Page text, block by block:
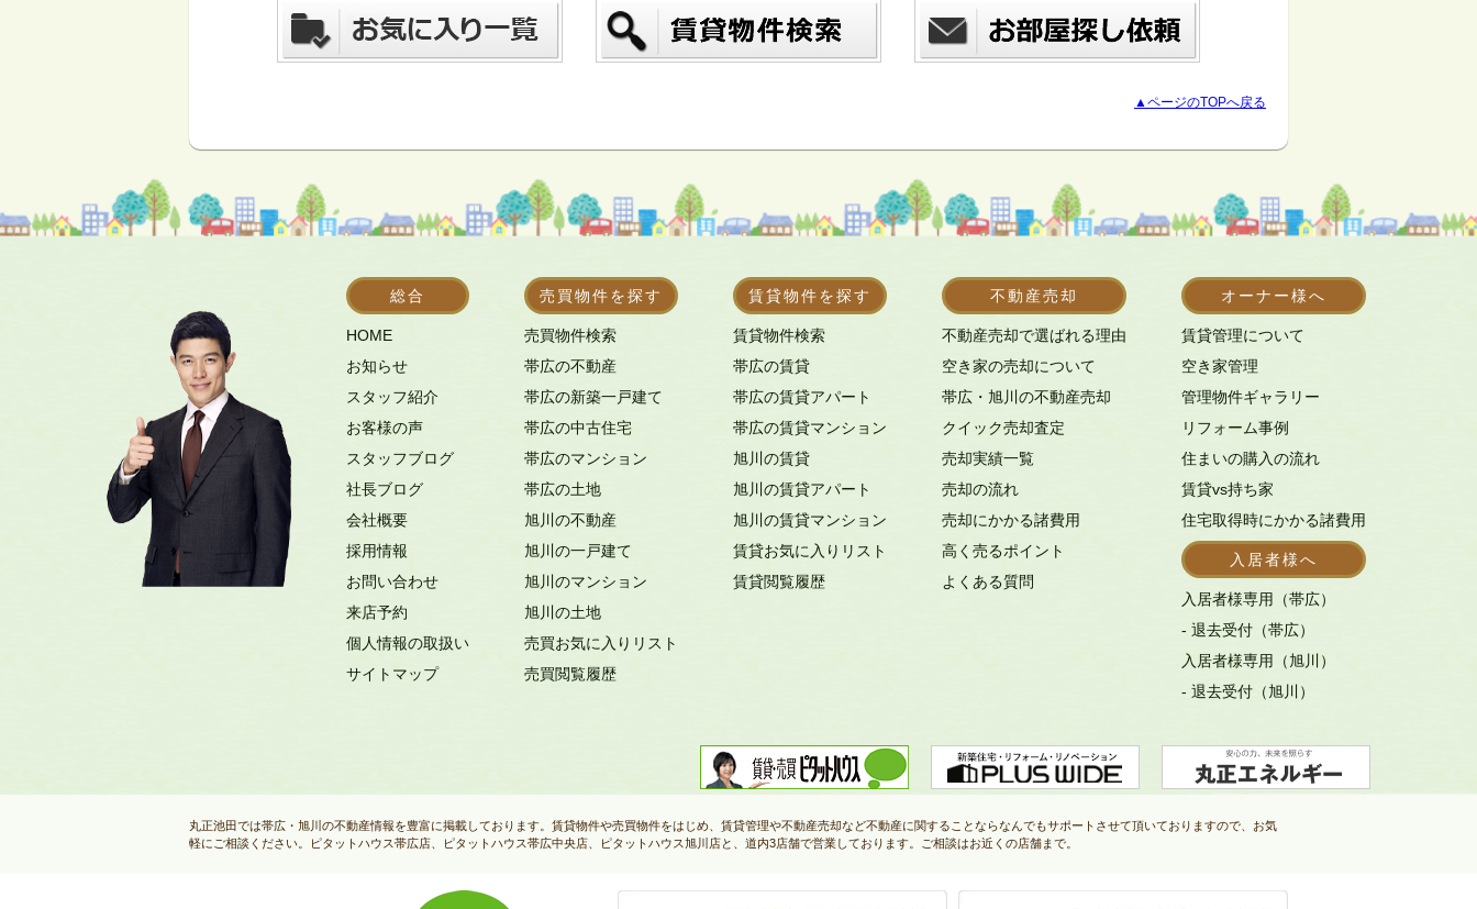
▲ページのTOPへ戻る
総合
HOME
お知らせ
スタッフ紹介
お客様の声
スタッフブログ
社長ブログ
会社概要
採用情報
お問い合わせ
来店予約
個人情報の取扱い
サイトマップ
売買物件を探す
売買物件検索
帯広の不動産
帯広の新築一戸建て
帯広の中古住宅
帯広のマンション
帯広の土地
旭川の不動産
旭川の一戸建て
旭川のマンション
旭川の土地
売買お気に入りリスト
売買閲覧履歴
賃貸物件を探す
賃貸物件検索
帯広の賃貸
帯広の賃貸アパート
帯広の賃貸マンション
旭川の賃貸
旭川の賃貸アパート
旭川の賃貸マンション
賃貸お気に入りリスト
賃貸閲覧履歴
不動産売却
不動産売却で選ばれる理由
空き家の売却について
帯広・旭川の不動産売却
クイック売却査定
売却実績一覧
売却の流れ
売却にかかる諸費用
高く売るポイント
よくある質問
オーナー様へ
賃貸管理について
空き家管理
管理物件ギャラリー
リフォーム事例
住まいの購入の流れ
賃貸vs持ち家
住宅取得時にかかる諸費用
入居者様へ
入居者様専用（帯広）
- 退去受付（帯広）
入居者様専用（旭川）
- 退去受付（旭川）
丸正池田では帯広・旭川の不動産情報を豊富に掲載しております。賃貸物件や売買物件をはじめ、賃貸管理や不動産売却など不動産に関することならなんでもサポートさせて頂いておりますので、お気
軽にご相談ください。ピタットハウス帯広店、ピタットハウス帯広中央店、ピタットハウス旭川店と、道内3店舗で営業しております。ご相談はお近くの店舗まで。